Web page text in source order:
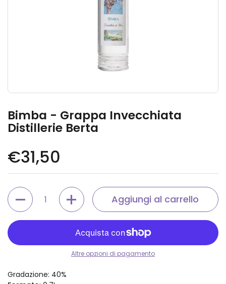
Bimba - Grappa Invecchiata
Distillerie Berta
Prezzo di listino
€31,50
Quantità
Aggiungi al carrello
Altre opzioni di pagamento
Gradazione: 40%